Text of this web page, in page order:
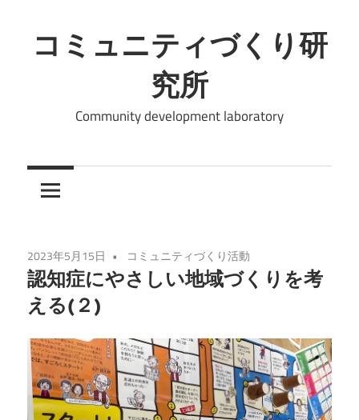
ン
テ
キ
コミュニティづくり研
究所
Community development laboratory
2023年5月15日 コミュニティづくり活動
認知症にやさしい地域づくりを考
える(２)